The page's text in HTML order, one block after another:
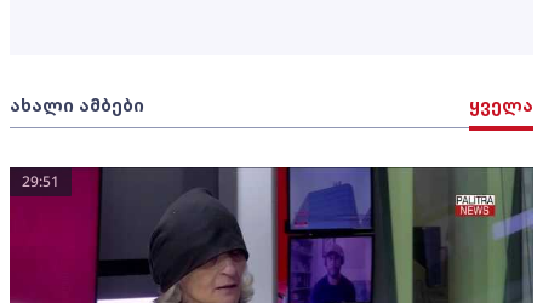
ახალი ამბები ყველა
29:51